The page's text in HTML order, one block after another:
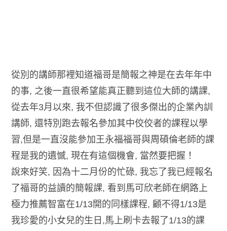
從別的講師那裡知道福哥是簡報之神是在去年年中
的事, 之後一直很希望能真正聽到這位大師的講課,
從去年3月以來, 我不但認識了很多傑出的企業內訓
講師, 還特別跑去報名參加其中佼佼者的課程以學
習,但是一直沒能參加王永福福哥與周碩倫老師的課
程是我的遺憾, 現在有這個機會, 當然要把握！
說來好笑, 因為十二月份的忙碌, 我忘了我已經報名
了福哥的益讀的簡報課, 看到馬可欣老師在網路上
極力推薦智富在1/13開的同樣課程, 顧不得1/13是
我珍愛的小女兒的生日,馬上刷卡去報了1/13的課